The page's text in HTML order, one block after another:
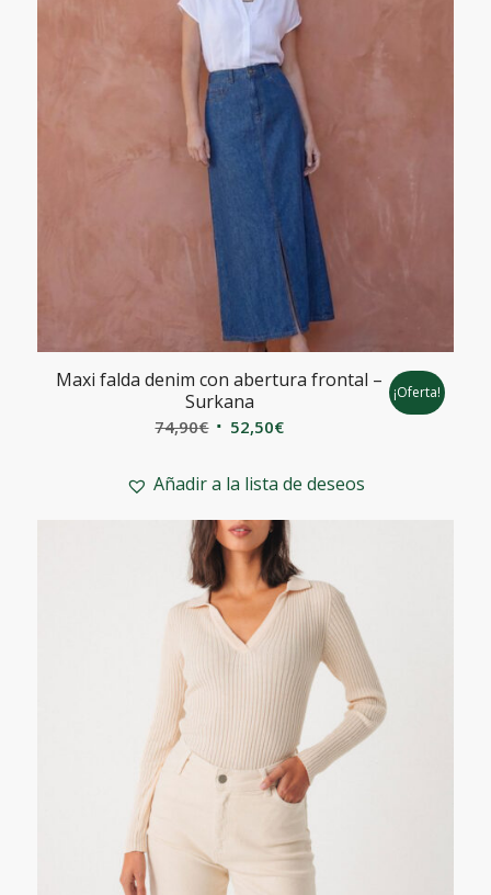
Maxi falda denim con abertura frontal –
Surkana
74,90€ El
original
74,90€.
52,50€El
actual
52,50€.
¡Oferta!
Añadir a la lista de deseos